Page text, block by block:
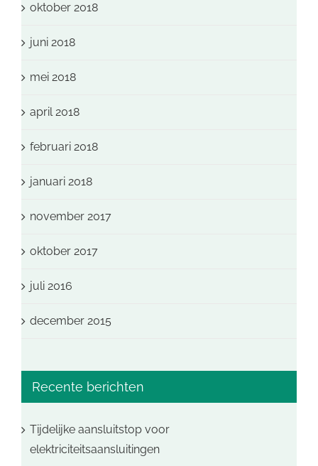
oktober 2018
juni 2018
mei 2018
april 2018
februari 2018
januari 2018
november 2017
oktober 2017
juli 2016
december 2015
Recente berichten
Tijdelijke aansluitstop voor
elektriciteitsaansluitingen